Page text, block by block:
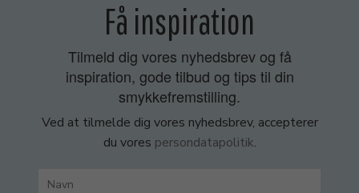
Få inspiration
Tilmeld dig vores nyhedsbrev og få
inspiration, gode tilbud og tips til din
smykkefremstilling.
Ved at tilmelde dig vores nyhedsbrev, accepterer
du vores persondatapolitik.